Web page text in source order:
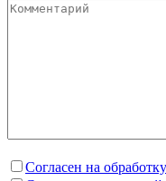
Согласен на